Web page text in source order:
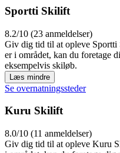
Sportti Skilift
8.2/10 (23 anmeldelser)
Giv dig tid til at opleve
er i området, kan du foretage
eksempelvis skiløb.
Læs mindre
Se overnatningssteder
Kuru Skilift
8.0/10 (11 anmeldelser)
Giv dig tid til at opleve Kuru